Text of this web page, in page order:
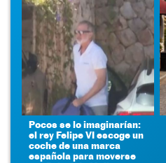
Pocos se lo imaginarían:
el rey Felipe VI escoge un
coche de una marca
española para moverse